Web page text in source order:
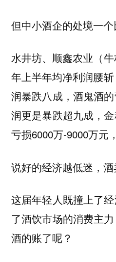
但中小酒企的处境一个
水井坊、顺鑫农业（
年上半年均净利润腰
润暴跌八成，酒鬼酒
润更是暴跌超九成，
亏损6000万-9000万元
说好的经济越低迷，酒
这届年轻人既撞上了
了酒饮市场的消费主
酒的账了呢？